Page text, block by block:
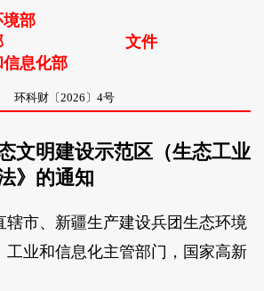
境部
息化部
文件
环科财〔2026〕4号
文明建设示范区（生态工业
》的通知
辖市、新疆生产建设兵团生态环境
工业和信息化主管部门，国家高新